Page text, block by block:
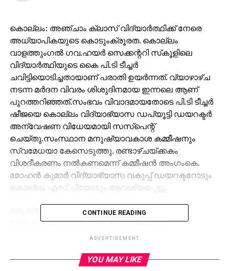
കൊല്ലം: അഞ്ചാം ക്ലാസ് വിദ്യാര്‍ത്ഥിക്ക് നേരെ
അധ്യാപികയുടെ കൊടുംക്രൂരത. കൊല്ലം
വാളത്തുംഗല്‍ ഗവ.ഹയര്‍ സെക്കന്ററി സ്‌കൂളിലെ
വിദ്യാര്‍ത്ഥിയുടെ കൈ പി.ടി ടീച്ചര്‍
ചവിട്ടിയൊടിച്ചതായാണ് പരാതി ഉയര്‍ന്നത്. വ്യാഴാഴ്ച
നടന്ന മര്‍ദന വിവരം ശിശുദിനമായ ഇന്നലെ ആണ്
പുറത്തറിഞ്ഞത്.സംഭവം വിവാദമായതോടെ പി.ടി ടീച്ചര്‍
ഷീജയെ കൊല്ലം വിദ്യാഭ്യാസ ഡപ്യൂട്ടി ഡയറക്ടര്‍
അന്വേഷണ വിധേയമായി സസ്‌പെന്റ്
ചെയ്തു.സംസ്ഥാന മനുഷ്യാവകാശ കമ്മീഷനും
സ്വമേധയാ കേസെടുത്തു. രണ്ടാഴ്ചയ്ക്കകം
വിശദീകരണം നല്‍കണമെന്ന് കമ്മീഷന്‍ അംഗംകെ.
മോഹന്‍ കുമാര്‍ വിദ്യാഭ്യാസ വകുപ്പ് ഡയറക്ടറോടും
കൊല്ലം എസ്.പിയോടും ആവശ്യപ്പെട്ടു.
ഒരു തെറ്റും ചെയ്യാതെ തന്നെ അധ്യാപിക
മര്‍ദിക്കുകയായിരുന്നുവെന്ന് കുട്ടി മാധ്യമ
പ്രവര്‍ത്തകരോട് പറഞ്ഞു. ക്ലാസ്
കുനിഞ്ഞു. ഇതു കണ്ട അധ്യാപിക കോപത്തോടെ
CONTINUE READING
ADVERTISEMENT
YOU MAY LIKE